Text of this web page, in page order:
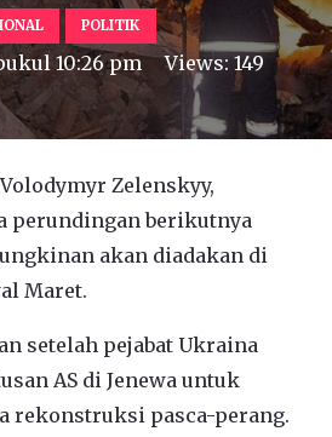
POLITIK
10:26 pm Views:149
Zelenskyy,
perundingan berikutnya
akan diadakan di
Maret.
setelah pejabat Ukraina
AS di Jenewa untuk
rekonstruksi pasca-perang.